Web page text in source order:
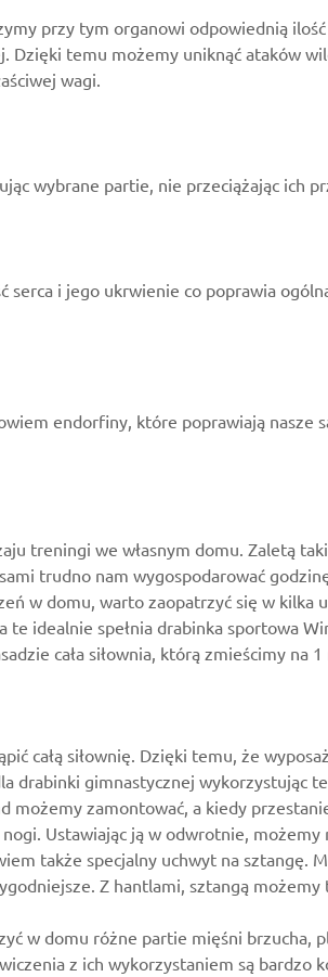
przy tym organowi odpowiednią
temu możemy uniknąć ataków
wagi.
wybrane partie, nie przeciążając ich
i jego ukrwienie co poprawia
endorfiny, które poprawiają nasze
treningi we własnym domu. Zaletą
trudno nam wygospodarować
w domu, warto zaopatrzyć się w kilka
idealnie spełnia drabinka sportowa
cała siłownia, którą zmieścimy na
całą siłownię. Dzięki temu, że
drabinki gimnastycznej wykorzystując
możemy zamontować, a kiedy
Ustawiając ją w odwrotnie, możemy
także specjalny uchwyt na sztangę.
Z hantlami, sztangą możemy
w domu różne partie mięśni brzucha,
z ich wykorzystaniem są bardzo